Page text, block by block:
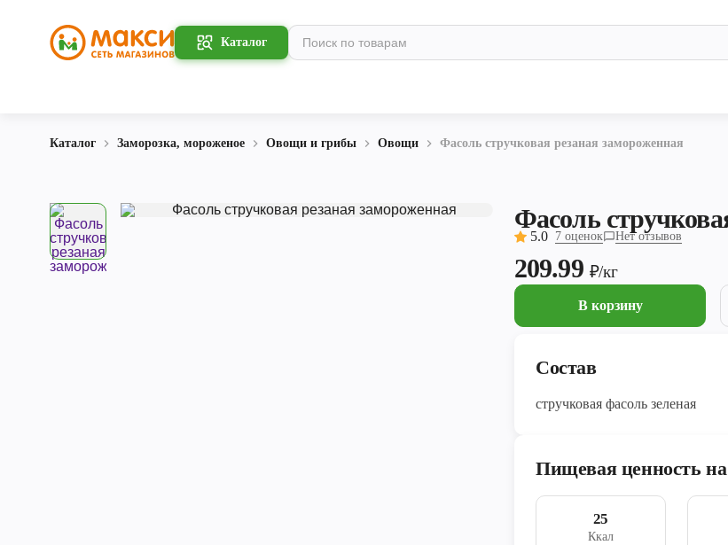
Каталог
Каталог Заморозка, мороженое Овощи и грибы Овощи Фасоль стручковая резаная замороженная
Фасоль
5.0 7 оценок Нет отзывов
209.99 ₽/кг
В корзину
Состав
стручковая фасоль зеленая
Пищевая ценность на
25
Ккал